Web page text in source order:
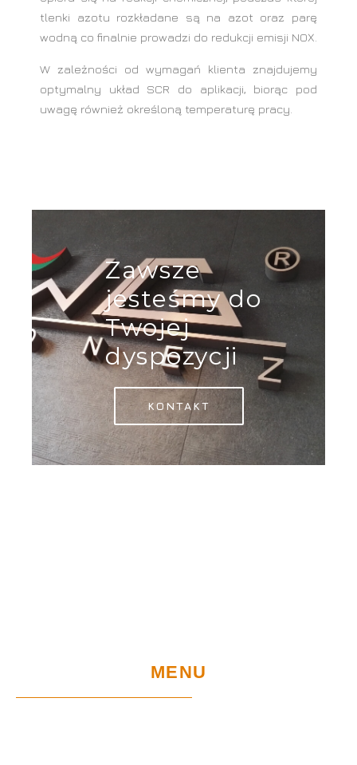
tlenki azotu rozkładane są na azot oraz parę
wodną co finalnie prowadzi do redukcji emisji NOX.
W zależności od wymagań klienta znajdujemy
optymalny układ SCR do aplikacji, biorąc pod
uwagę również określoną temperaturę pracy.
Zawsze
jesteśmy do
Twojej
dyspozycji
KONTAKT
MENU